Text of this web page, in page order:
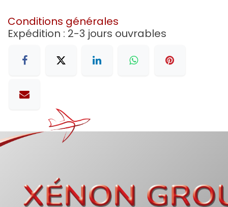
Conditions générales
Expédition : 2-3 jours ouvrables